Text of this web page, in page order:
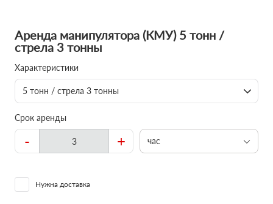
Аренда манипулятора (КМУ) 5 тонн /
стрела 3 тонны
Характеристики
5 тонн / стрела 3 тонны
Срок аренды
- + час
Нужна доставка